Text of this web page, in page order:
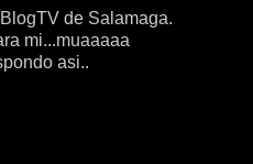
de Salamaga.
mi...muaaaaa
asi..